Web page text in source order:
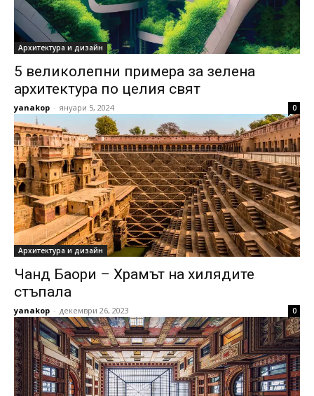
Архитектура и дизайн
5 великолепни примера за зелена
архитектура по целия свят
yanakop - януари 5, 2024 0
Архитектура и дизайн
Чанд Баори – Храмът на хилядите
стъпала
yanakop - декември 26, 2023 0